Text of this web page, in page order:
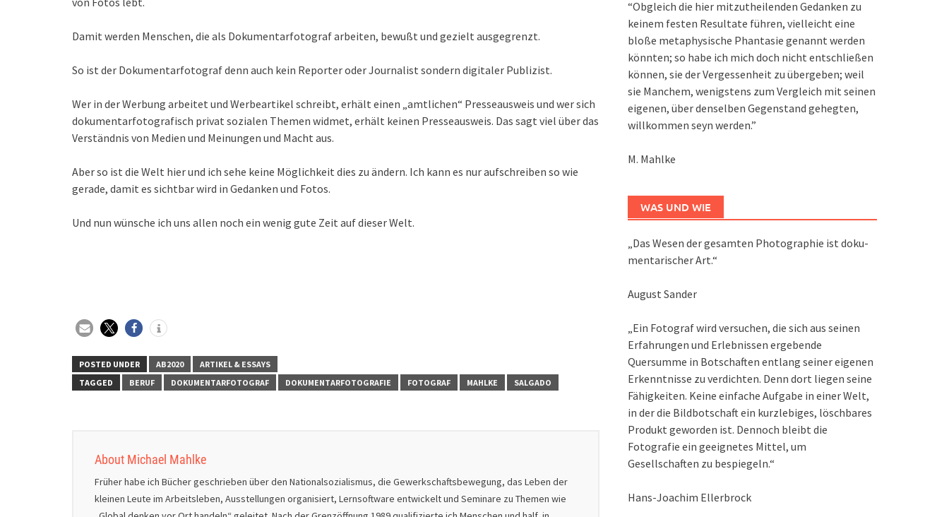
Damit werden Menschen, die als Dokumentarfotograf arbeiten, bewußt und gezielt ausgegrenzt.
So ist der Dokumentarfotograf denn auch kein Reporter oder Journalist sondern digitaler Publizist.
Wer in der Werbung arbeitet und Werbeartikel schreibt, erhält einen „amtlichen“ Presseausweis und wer sich
dokumentarfotografisch privat sozialen Themen widmet, erhält keinen Presseausweis. Das sagt viel über das
Verständnis von Medien und Meinungen und Macht aus.
Aber so ist die Welt hier und ich sehe keine Möglichkeit dies zu ändern. Ich kann es nur aufschreiben so wie
gerade, damit es sichtbar wird in Gedanken und Fotos.
Und nun wünsche ich uns allen noch ein wenig gute Zeit auf dieser Welt.
POSTED UNDER AB2020
ARTIKEL & ESSAYS
TAGGED
BERUF DOKUMENTARFOTOGRAF DOKUMENTARFOTOGRAFIE FOTOGRAF MAHLKE SALGADO
About Michael Mahlke
Früher habe ich Bücher geschrieben über den Nationalsozialismus, die Gewerkschaftsbewegung, das Leben der
kleinen Leute im Arbeitsleben, Ausstellungen organisiert, Lernsoftware entwickelt und Seminare zu Themen wie
“Obgleich die hier mitzutheilenden Gedanken zu
keinem festen Resultate führen, vielleicht eine
bloße metaphysische Phantasie genannt werden
könnten; so habe ich mich doch nicht entschließen
können, sie der Vergessenheit zu übergeben; weil
sie Manchem, wenigstens zum Vergleich mit seinen
eigenen, über denselben Gegenstand gehegten,
willkommen seyn werden.”
M. Mahlke
WAS UND WIE
„Das We­sen der ge­sam­ten Pho­to­gra­phie ist do­ku­
men­ta­ri­scher Art.“
August Sander
„Ein Fotograf wird versuchen, die sich aus seinen
Erfahrungen und Erlebnissen ergebende
Quersumme in Botschaften entlang seiner eigenen
Erkenntnisse zu verdichten. Denn dort liegen seine
Fähigkeiten. Keine einfache Aufgabe in einer Welt,
in der die Bildbotschaft ein kurzlebiges, löschbares
Produkt geworden ist. Dennoch bleibt die
Fotografie ein geeignetes Mittel, um
Gesellschaften zu bespiegeln.“
Hans-Joachim Ellerbrock